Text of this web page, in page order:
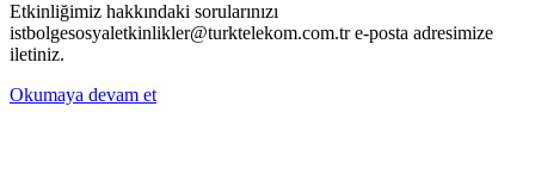
Etkinliğimiz hakkındaki sorularınızı
istbolgesosyaletkinlikler@turktelekom.com.tr e-posta adresimize
iletiniz.
Okumaya devam et